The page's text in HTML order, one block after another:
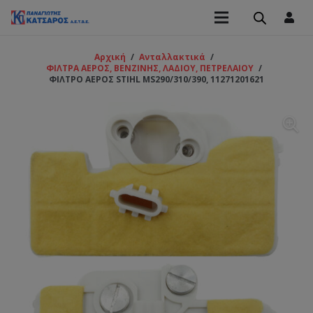
Αρχική / Ανταλλακτικά /
ΦΙΛΤΡΑ ΑΕΡΟΣ, ΒΕΝΖΙΝΗΣ, ΛΑΔΙΟΥ, ΠΕΤΡΕΛΑΙΟΥ /
ΦΙΛΤΡΟ ΑΕΡΟΣ STIHL MS290/310/390, 11271201621